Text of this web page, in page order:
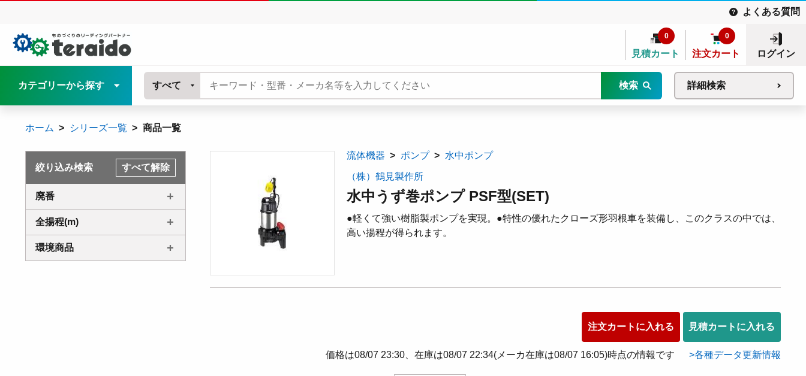
よくある質問
見積カート
0
注文カート
0
ログイン
カテゴリーから探す すべて 検索 詳細検索
ホーム シリーズ一覧 商品一覧
絞り込み検索 すべて解除
廃番
全揚程(m)
環境商品
流体機器 ポンプ 水中ポンプ
（株）鶴見製作所
水中うず巻ポンプ PSF型(SET)
●軽くて強い樹脂製ポンプを実現。●特性の優れたクローズ形羽根車を装備し、このクラスの中では、
高い揚程が得られます。
注文カートに入れる 見積カートに入れる
価格は08/07 23:30、在庫は08/07 22:34(メーカ在庫は08/07 16:05)時点の情報です 各種データ更新情報